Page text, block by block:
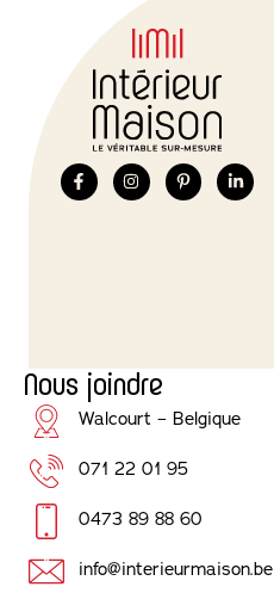
Nous joindre
Walcourt – Belgique
071 22 01 95
0473 89 88 60
info@interieurmaison.be